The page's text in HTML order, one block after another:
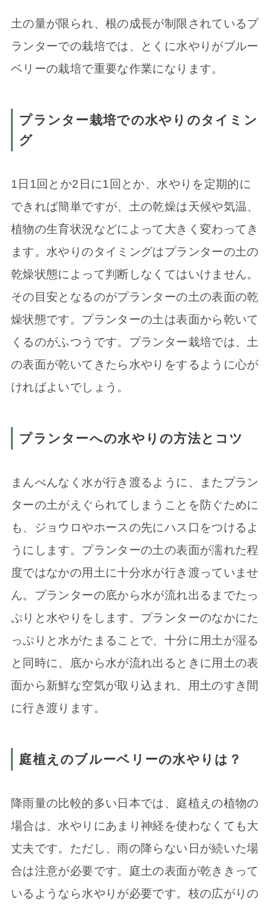
土の量が限られ、根の成長が制限されているプ
ランターでの栽培では、とくに水やりがブルー
ベリーの栽培で重要な作業になります。
プランター栽培での水やりのタイミン
グ
1日1回とか2日に1回とか、水やりを定期的に
できれば簡単ですが、土の乾燥は天候や気温、
植物の生育状況などによって大きく変わってき
ます。水やりのタイミングはプランターの土の
乾燥状態によって判断しなくてはいけません。
その目安となるのがプランターの土の表面の乾
燥状態です。プランターの土は表面から乾いて
くるのがふつうです。プランター栽培では、土
の表面が乾いてきたら水やりをするように心が
ければよいでしょう。
プランターへの水やりの方法とコツ
まんべんなく水が行き渡るように、またプラン
ターの土がえぐられてしまうことを防ぐために
も、ジョウロやホースの先にハス口をつけるよ
うにします。プランターの土の表面が濡れた程
度ではなかの用土に十分水が行き渡っていませ
ん。プランターの底から水が流れ出るまでたっ
ぷりと水やりをします。プランターのなかにた
っぷりと水がたまることで、十分に用土が湿る
と同時に、底から水が流れ出るときに用土の表
面から新鮮な空気が取り込まれ、用土のすき間
に行き渡ります。
庭植えのブルーベリーの水やりは？
降雨量の比較的多い日本では、庭植えの植物の
場合は、水やりにあまり神経を使わなくても大
丈夫です。ただし、雨の降らない日が続いた場
合は注意が必要です。庭土の表面が乾ききって
いるようなら水やりが必要です。枝の広がりの